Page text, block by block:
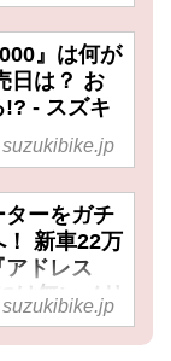
』は何が
日は？ お
!? - スズキ
suzukibike.jp
ターをガチ
新車22万
ドレス
は無いメリ
乗インプ
suzukibike.jp